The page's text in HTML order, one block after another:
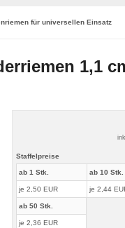
für universellen Einsatz
1,1
Staffelpreise
ab 1 Stk.
je 2,50 EUR
ab 10 Stk.
je 2,44
ab 50 Stk.
je 2,36 EUR